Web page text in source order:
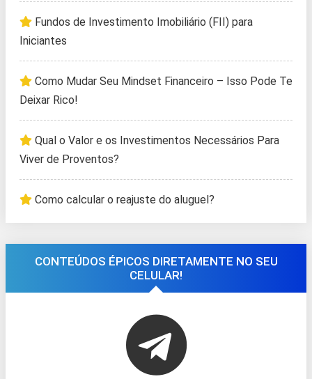
Fundos de Investimento Imobiliário (FII) para
Iniciantes
Como Mudar Seu Mindset Financeiro – Isso Pode Te
Deixar Rico!
Qual o Valor e os Investimentos Necessários Para
Viver de Proventos?
Como calcular o reajuste do aluguel?
CONTEÚDOS ÉPICOS DIRETAMENTE NO SEU
CELULAR!